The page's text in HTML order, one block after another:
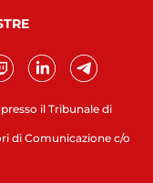
il Tribunale di
di Comunicazione c/o